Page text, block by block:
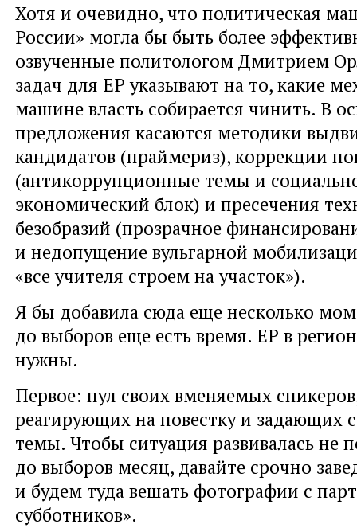
Хотя и очевидно, что политическая
России» могла бы быть более
озвученные политологом Дмитрием
задач для ЕР указывают на то, какие
машине власть собирается чинить. В
предложения касаются методики
кандидатов (праймериз), коррекции
(антикоррупционные темы и
экономический блок) и пресечения
безобразий (прозрачное
и недопущение вульгарной
«все учителя строем на участок»).
Я бы добавила сюда еще несколько
до выборов еще есть время. ЕР в
нужны.
Первое: пул своих вменяемых
реагирующих на повестку и задающих
темы. Чтобы ситуация развивалась не
до выборов месяц, давайте срочно
и будем туда вешать фотографии с
субботников».